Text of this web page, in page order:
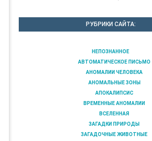
РУБРИКИ САЙТА:
НЕПОЗНАННОЕ
АВТОМАТИЧЕСКОЕ ПИСЬМО
АНОМАЛИИ ЧЕЛОВЕКА
АНОМАЛЬНЫЕ ЗОНЫ
АПОКАЛИПСИС
ВРЕМЕННЫЕ АНОМАЛИИ
ВСЕЛЕННАЯ
ЗАГАДКИ ПРИРОДЫ
ЗАГАДОЧНЫЕ ЖИВОТНЫЕ